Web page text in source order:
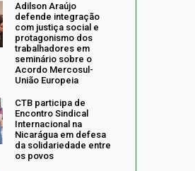
Adilson Araújo
defende integração
com justiça social e
protagonismo dos
trabalhadores em
seminário sobre o
Acordo Mercosul-
União Europeia
CTB participa de
Encontro Sindical
Internacional na
Nicarágua em defesa
da solidariedade entre
os povos